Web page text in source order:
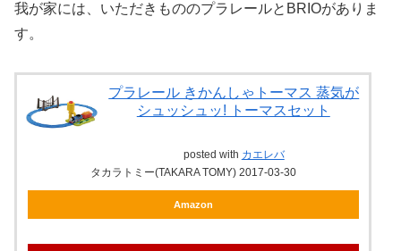
我が家には、いただきもののプラレールとBRIOがありま
す。
プラレール きかんしゃトーマス 蒸気が
シュッシュッ! トーマスセット
posted with カエレバ
タカラトミー(TAKARA TOMY) 2017-03-30
Amazon